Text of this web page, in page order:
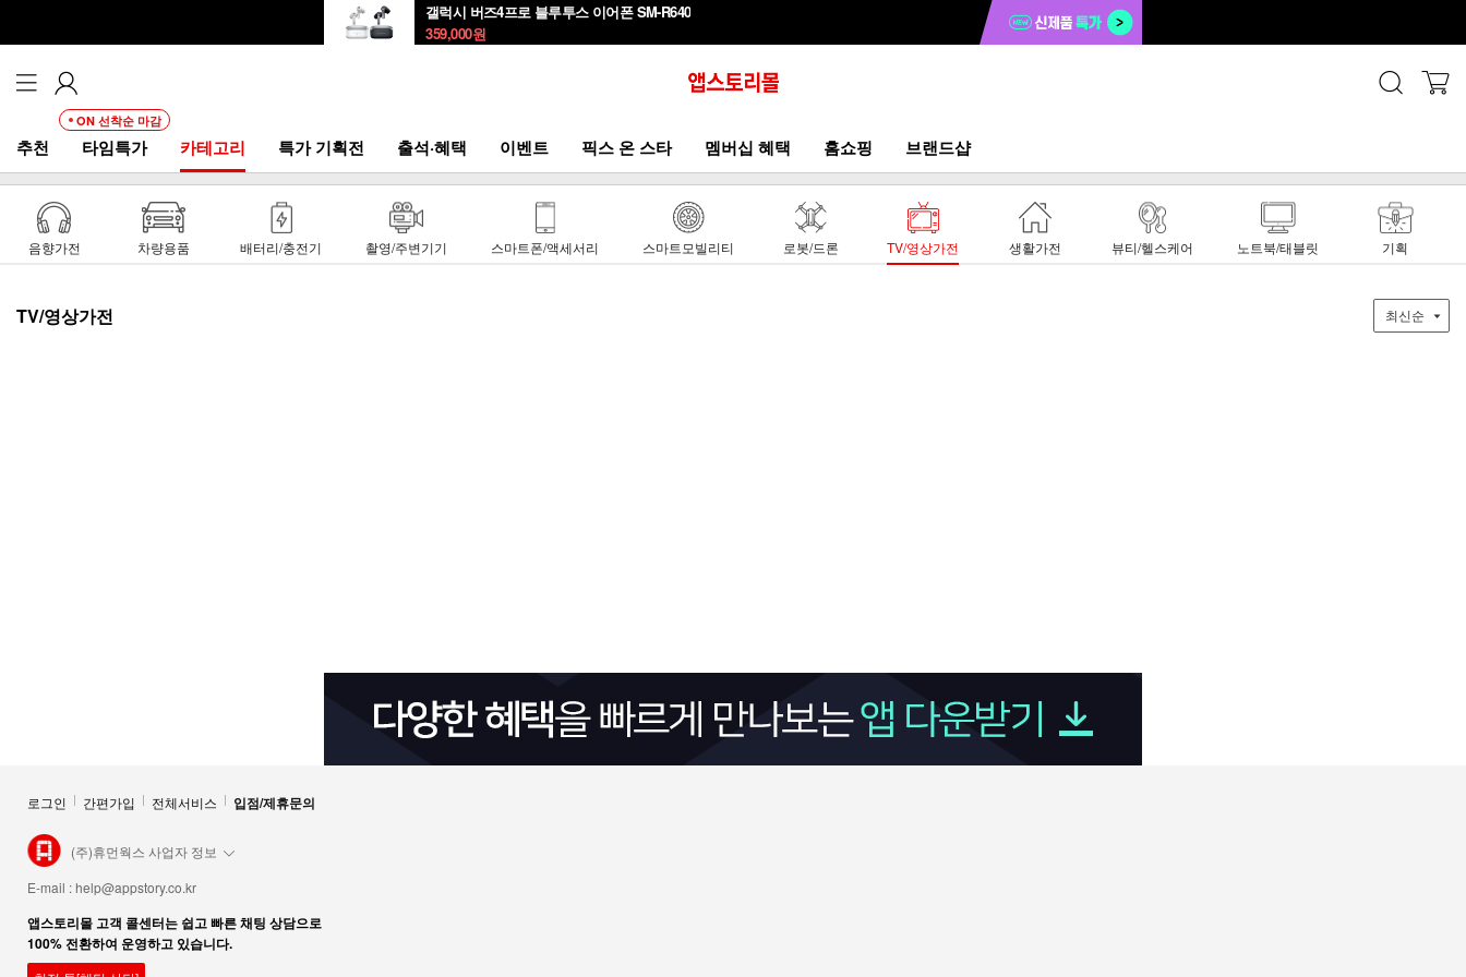
갤럭시 버즈4프로 블루투스 이어폰 SM-R640
359,000원
추천
ON 선착순 마감
타임특가 카테고리 특가 기획전 출석·혜택 이벤트 픽스 온 스타 멤버십 혜택 홈쇼핑 브랜드샵
음향가전 차량용품 배터리/충전기 촬영/주변기기 스마트폰/액세서리 스마트모빌리티 로봇/드론 TV/영상가전 생활가전 뷰티/헬스케어 노트북/태블릿 기획
TV/영상가전
로그인 간편가입 전체서비스 입점/제휴문의
(주)휴먼웍스 사업자 정보
E-mail :help@appstory.co.kr
앱스토리몰 고객 콜센터는 쉽고 빠른 채팅 상담으로
100% 전환하여 운영하고 있습니다.